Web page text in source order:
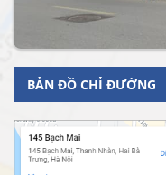
BẢN ĐỒ CHỈ ĐƯỜNG